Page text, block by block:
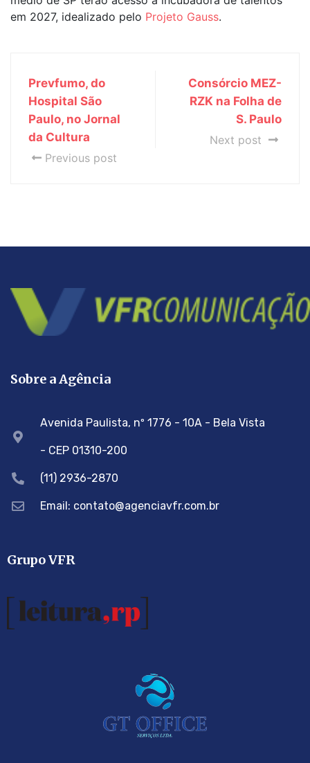
em 2027, idealizado pelo Projeto Gauss.
Prevfumo, do
Hospital São
Paulo, no Jornal
da Cultura
Previous post
Consórcio MEZ-
RZK na Folha de
S. Paulo
Next post
Sobre a Agência
Avenida Paulista, nº 1776 - 10A - Bela Vista
- CEP 01310-200
(11) 2936-2870
Email: contato@agenciavfr.com.br
Grupo VFR